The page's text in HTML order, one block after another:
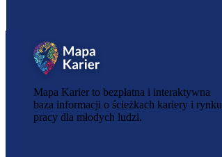
Mapa Karier to bezpłatna i interaktywna
baza informacji o ścieżkach kariery i rynku
pracy dla młodych ludzi.